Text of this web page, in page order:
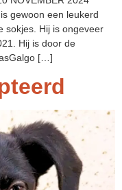
gewoon een leukerd
sokjes. Hij is ongeveer
Hij is door de
[…]